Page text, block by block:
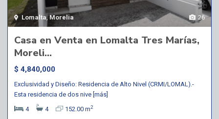
26
Lomalta,Morelia
Casa en Venta en Lomalta Tres Marías,
Moreli...
$ 4,840,000
Exclusividad y Diseño: Residencia de Alto Nivel (CRMI/LOMAL).-
Esta residencia de dos nive [más]
4
4 152.00 m2